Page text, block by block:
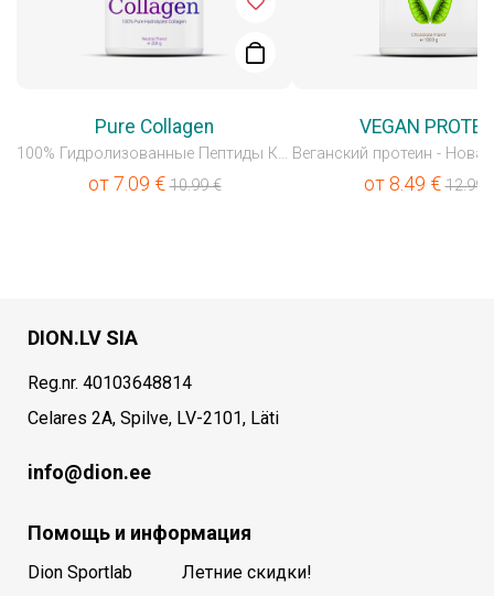
Pure Collagen
100% Гидролизованные Пептиды Коллагена
от7.09 €10.99€
VEGAN
от 8.49 €12.99
DION.LV SIA
Reg.nr. 40103648814
Celares 2A, Spilve, LV-2101, Läti
info@dion.ee
Помощь и информация
Dion Sportlab
Летние скидки!